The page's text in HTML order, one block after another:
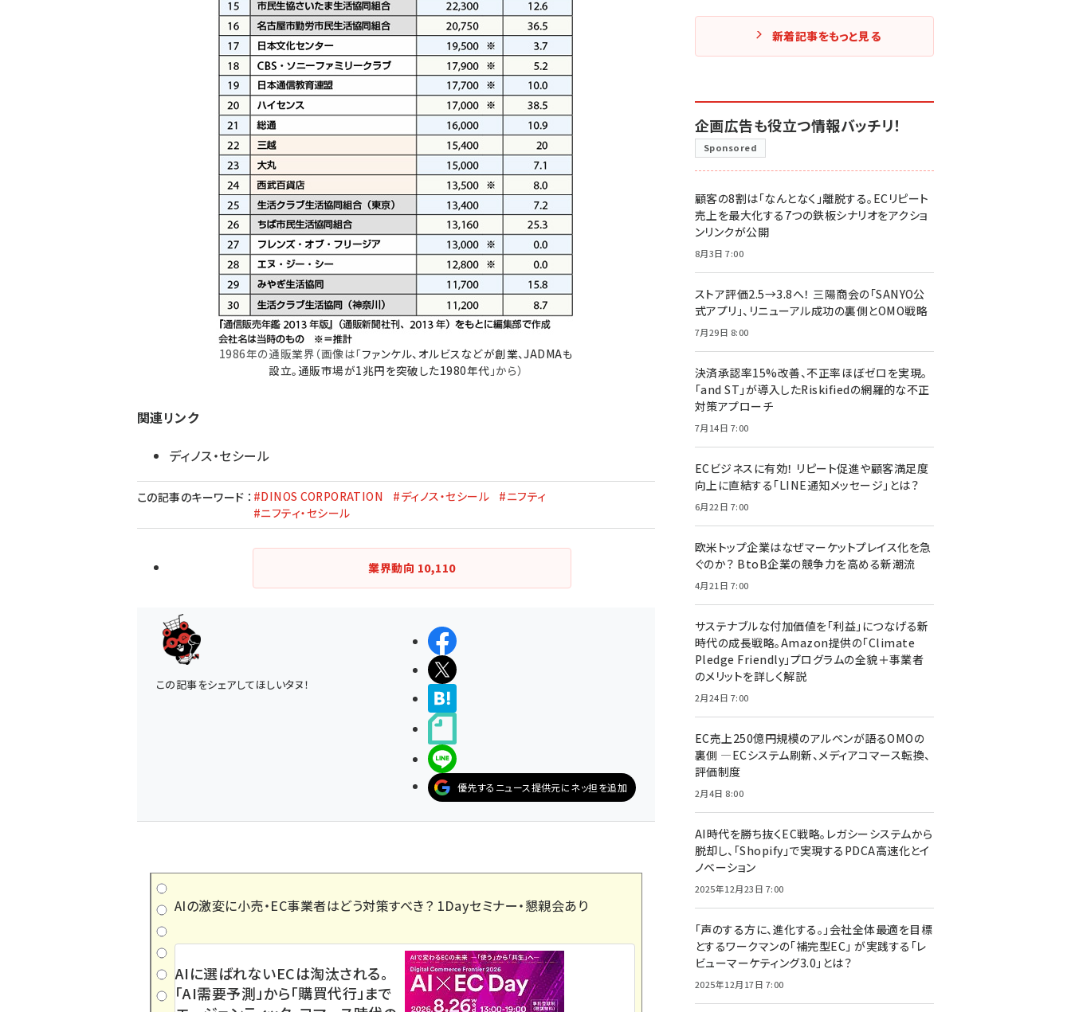
1986年の通販業界（画像は「ファンケル、オルビスなどが創業、JADMAも
設立。通販市場が1兆円を突破した1980年代 」から）
関連リンク
ディノス・セシール
この記事のキーワード ： #DINOS CORPORATION #ディノス・セシール
#ニフティ
#ニフティ・セシール
業界動向 10,110
この記事をシェアしてほしいタヌ！
優先するニュース提供元にネッ担を追加
AIの激変に小売・EC事業者はどう対策すべき？ 1Dayセミナー・懇親会あり
AIに選ばれないECは淘汰される。
「AI需要予測」から「購買代行」まで
新着記事をもっと見る
企画広告も役立つ情報バッチリ！
Sponsored
顧客の8割は「なんとなく」離脱する。ECリピート
売上を最大化する7つの鉄板シナリオをアクショ
ンリンクが公開
8月3日 7:00
ストア評価2.5→3.8へ！ 三陽商会の「SANYO公
式アプリ」、リニューアル成功の裏側とOMO戦略
7月29日 8:00
決済承認率15%改善、不正率ほぼゼロを実現。
「and ST」が導入したRiskifiedの網羅的な不正
対策アプローチ
7月14日 7:00
ECビジネスに有効！ リピート促進や顧客満足度
向上に直結する「LINE通知メッセージ」とは？
6月22日 7:00
欧米トップ企業はなぜマーケットプレイス化を急
ぐのか？ BtoB企業の競争力を高める新潮流
4月21日 7:00
サステナブルな付加価値を「利益」につなげる新
時代の成長戦略。Amazon提供の「Climate
Pledge Friendly」プログラムの全貌＋事業者
のメリットを詳しく解説
2月24日 7:00
EC売上250億円規模のアルペンが語るOMOの
裏側 ―ECシステム刷新、メディアコマース転換、
評価制度
2月4日 8:00
AI時代を勝ち抜くEC戦略。レガシーシステムから
脱却し、「Shopify」で実現するPDCA高速化とイ
ノベーション
2025年12月23日 7:00
「声のする方に、進化する。」会社全体最適を目標
とするワークマンの「補完型EC」 が実践する「レ
ビューマーケティング3.0」とは？
2025年12月17日 7:00